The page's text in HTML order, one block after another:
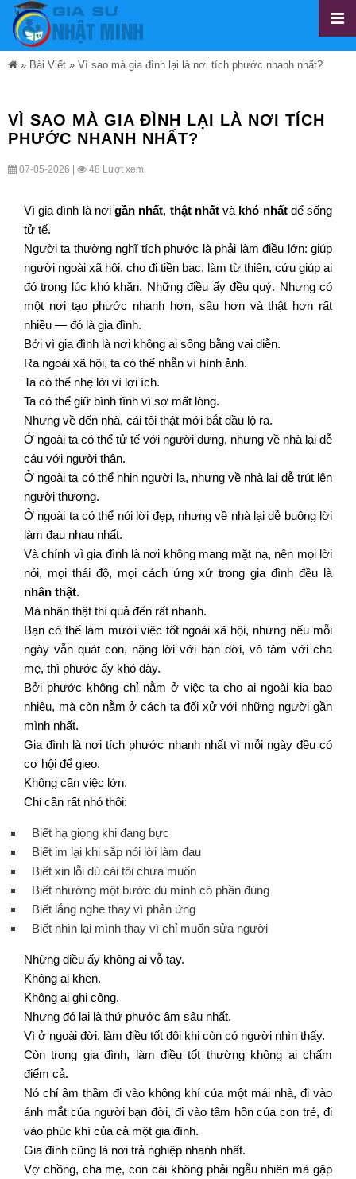
» Bài Viết » Vì sao mà gia đình lại là nơi tích phước nhanh nhất?
VÌ SAO MÀ GIA ĐÌNH LẠI LÀ NƠI TÍCH
PHƯỚC NHANH NHẤT?
07-05-2026 | 48 Lượt xem
Vì gia đình là nơigần nhất, thật nhấtvà khó nhấtđể sống
tử tế.
Người ta thường nghĩ tích phước là phải làm điều lớn: giúp
người ngoài xã hội, cho đi tiền bạc, làm từ thiện, cứu giúp ai
đó trong lúc khó khăn. Những điều ấy đều quý. Nhưng có
một nơi tạo phước nhanh hơn, sâu hơn và thật hơn rất
nhiều — đó là gia đình.
Bởi vì gia đình là nơi không ai sống bằng vai diễn.
Ra ngoài xã hội, ta có thể nhẫn vì hình ảnh.
Ta có thể nhẹ lời vì lợi ích.
Ta có thể giữ bình tĩnh vì sợ mất lòng.
Nhưng về đến nhà, cái tôi thật mới bắt đầu lộ ra.
Ở ngoài ta có thể tử tế với người dưng, nhưng về nhà lại dễ
cáu với người thân.
Ở ngoài ta có thể nhịn người lạ, nhưng về nhà lại dễ trút lên
người thương.
Ở ngoài ta có thể nói lời đẹp, nhưng về nhà lại dễ buông lời
làm đau nhau nhất.
Và chính vì gia đình là nơi không mang mặt nạ, nên mọi lời
nói, mọi thái độ, mọi cách ứng xử trong gia đình đều là
nhân thật.
Mà nhân thật thì quả đến rất nhanh.
Bạn có thể làm mười việc tốt ngoài xã hội, nhưng nếu mỗi
ngày vẫn quát con, nặng lời với bạn đời, vô tâm với cha
mẹ, thì phước ấy khó dày.
Bởi phước không chỉ nằm ở việc ta cho ai ngoài kia bao
nhiêu, mà còn nằm ở cách ta đối xử với những người gần
mình nhất.
Gia đình là nơi tích phước nhanh nhất vì mỗi ngày đều có
cơ hội để gieo.
Không cần việc lớn.
Chỉ cần rất nhỏ thôi:
Biết hạ giọng khi đang bực
Biết im lại khi sắp nói lời làm đau
Biết xin lỗi dù cái tôi chưa muốn
Biết nhường một bước dù mình có phần đúng
Biết lắng nghe thay vì phản ứng
Biết nhìn lại mình thay vì chỉ muốn sửa người
Những điều ấy không ai vỗ tay.
Không ai khen.
Không ai ghi công.
Nhưng đó lại là thứ phước âm sâu nhất.
Vì ở ngoài đời, làm điều tốt đôi khi còn có người nhìn thấy.
Còn trong gia đình, làm điều tốt thường không ai chấm
điểm cả.
Nó chỉ âm thầm đi vào không khí của một mái nhà, đi vào
ánh mắt của người bạn đời, đi vào tâm hồn của con trẻ, đi
vào phúc khí của cả một gia đình.
Gia đình cũng là nơi trả nghiệp nhanh nhất.
Vợ chồng, cha mẹ, con cái không phải ngẫu nhiên mà gặp